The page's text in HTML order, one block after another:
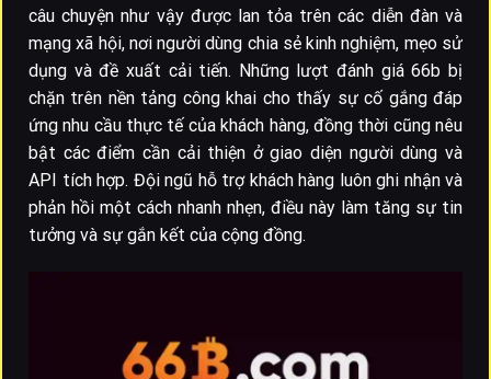
câu chuyện như vậy được lan tỏa trên các diễn đàn và
mạng xã hội, nơi người dùng chia sẻ kinh nghiệm, mẹo sử
dụng và đề xuất cải tiến. Những lượt đánh giá 66b bị
chặn trên nền tảng công khai cho thấy sự cố gắng đáp
ứng nhu cầu thực tế của khách hàng, đồng thời cũng nêu
bật các điểm cần cải thiện ở giao diện người dùng và
API tích hợp. Đội ngũ hỗ trợ khách hàng luôn ghi nhận và
phản hồi một cách nhanh nhẹn, điều này làm tăng sự tin
tưởng và sự gắn kết của cộng đồng.